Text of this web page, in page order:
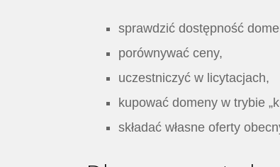
sprawdzić dostępność
porównywać ceny,
uczestniczyć w licytacjach,
kupować domeny w trybie
składać własne oferty